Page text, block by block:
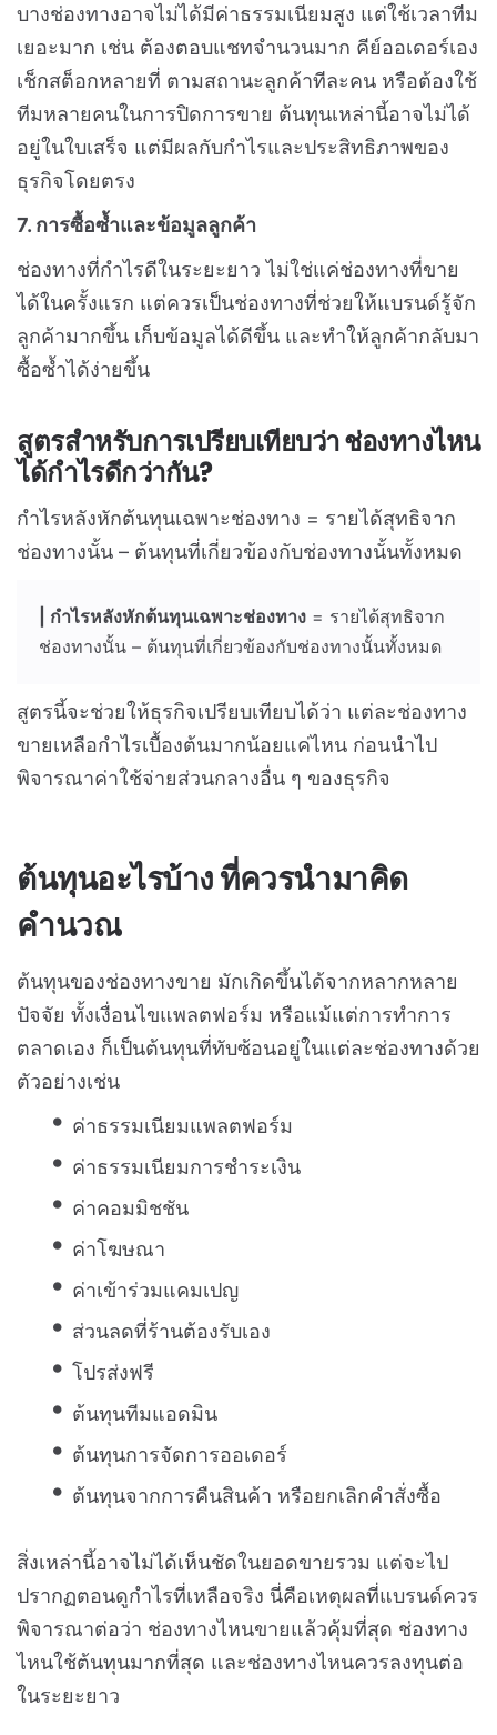
บางช่องทางอาจไม่ได้มีค่าธรรมเนียมสูง แต่ใช้เวลาทีม
เยอะมาก เช่น ต้องตอบแชทจำนวนมาก คีย์ออเดอร์เอง
เช็กสต็อกหลายที่ ตามสถานะลูกค้าทีละคน หรือต้องใช้
ทีมหลายคนในการปิดการขาย ต้นทุนเหล่านี้อาจไม่ได้
อยู่ในใบเสร็จ แต่มีผลกับกำไรและประสิทธิภาพของ
ธุรกิจโดยตรง
7. การซื้อซ้ำและข้อมูลลูกค้า
ช่องทางที่กำไรดีในระยะยาว ไม่ใช่แค่ช่องทางที่ขาย
ได้ในครั้งแรก แต่ควรเป็นช่องทางที่ช่วยให้แบรนด์รู้จัก
ลูกค้ามากขึ้น เก็บข้อมูลได้ดีขึ้น และทำให้ลูกค้ากลับมา
ซื้อซ้ำได้ง่ายขึ้น
สูตรสำหรับการเปรียบเทียบว่า ช่องทางไหน
ได้กำไรดีกว่ากัน?
กำไรหลังหักต้นทุนเฉพาะช่องทาง = รายได้สุทธิจาก
ช่องทางนั้น – ต้นทุนที่เกี่ยวข้องกับช่องทางนั้นทั้งหมด
กำไรหลังหักต้นทุนเฉพาะช่องทาง = รายได้สุทธิจาก
ช่องทางนั้น – ต้นทุนที่เกี่ยวข้องกับช่องทางนั้นทั้งหมด
สูตรนี้จะช่วยให้ธุรกิจเปรียบเทียบได้ว่า แต่ละช่องทาง
ขายเหลือกำไรเบื้องต้นมากน้อยแค่ไหน ก่อนนำไป
พิจารณาค่าใช้จ่ายส่วนกลางอื่น ๆ ของธุรกิจ
ต้นทุนอะไรบ้าง ที่ควรนำมาคิด
คำนวณ
ต้นทุนของช่องทางขาย มักเกิดขึ้นได้จากหลากหลาย
ปัจจัย ทั้งเงื่อนไขแพลตฟอร์ม หรือแม้แต่การทำการ
ตลาดเอง ก็เป็นต้นทุนที่ทับซ้อนอยู่ในแต่ละช่องทางด้วย
ตัวอย่างเช่น
ค่าธรรมเนียมแพลตฟอร์ม
ค่าธรรมเนียมการชำระเงิน
ค่าคอมมิชชัน
ค่าโฆษณา
ค่าเข้าร่วมแคมเปญ
ส่วนลดที่ร้านต้องรับเอง
โปรส่งฟรี
ต้นทุนทีมแอดมิน
ต้นทุนการจัดการออเดอร์
ต้นทุนจากการคืนสินค้า หรือยกเลิกคำสั่งซื้อ
สิ่งเหล่านี้อาจไม่ได้เห็นชัดในยอดขายรวม แต่จะไป
ปรากฏตอนดูกำไรที่เหลือจริง นี่คือเหตุผลที่แบรนด์ควร
พิจารณาต่อว่า ช่องทางไหนขายแล้วคุ้มที่สุด ช่องทาง
ไหนใช้ต้นทุนมากที่สุด และช่องทางไหนควรลงทุนต่อ
ในระยะยาว